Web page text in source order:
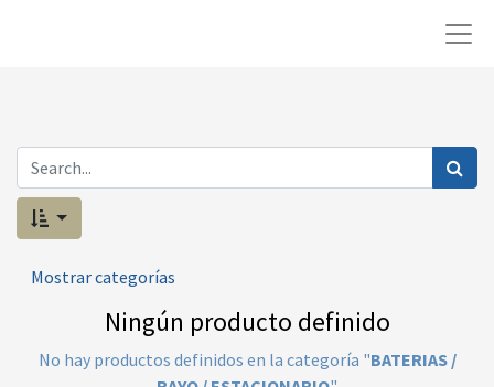
Mostrar categorías
Ningún producto definido
No hay productos definidos en la categoría "BATERIAS /